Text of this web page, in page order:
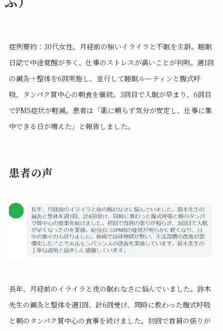
症例要約：30代女性、月経前の強いイライラと不眠を主訴。睡眠
日誌で中途覚醒が多く、仕事のストレスが高いことが判明。週1回
の鍼灸＋整体を6回実施し、並行して睡眠ルーティンと腹式呼
吸、タンパク質中心の朝食を継続。3回目で入眠が早まり、6回目
でPMS症状が軽減。患者は「薬に頼らず気分が安定し、仕事に集
中できる日が増えた」と報告しました。
患者の声
長年、月経前のイライラと夜の眠れなさに悩んでいました。鈴木
先生の鍼灸と整体を週1回、計6回受け、同時に教わった腹式呼吸
と朝のタンパク質中心の食事を続けました。初回で首肩の張りが